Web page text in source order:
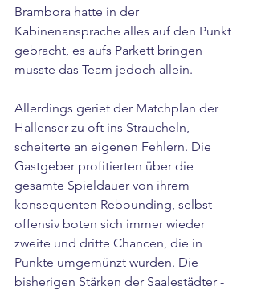
Brambora hatte in der
Kabinenansprache alles auf den Punkt
gebracht, es aufs Parkett bringen
musste das Team jedoch allein.
Allerdings geriet der Matchplan der
Hallenser zu oft ins Straucheln,
scheiterte an eigenen Fehlern. Die
Gastgeber profitierten über die
gesamte Spieldauer von ihrem
konsequenten Rebounding, selbst
offensiv boten sich immer wieder
zweite und dritte Chancen, die in
Punkte umgemünzt wurden. Die
bisherigen Stärken der Saalestädter -